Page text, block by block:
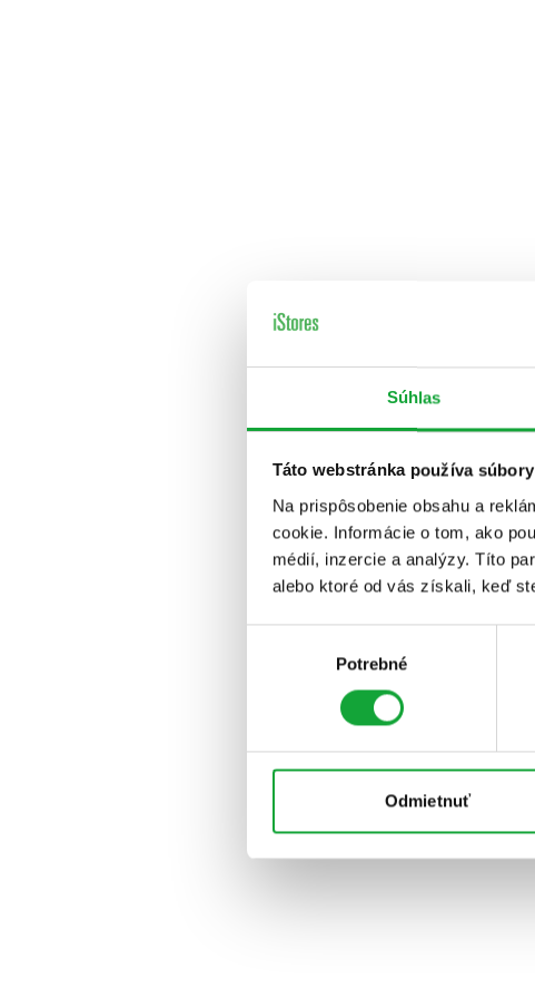
Súhlas
Táto webstránka používa
Na prispôsobenie obsahu a
cookie. Informácie o tom, ako
médií, inzercie a analýzy. Títo
alebo ktoré od vás získali, keď
Potrebné
Odmietnuť